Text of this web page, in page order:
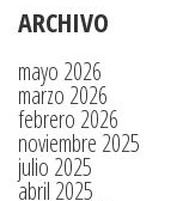
ARCHIVO
mayo 2026
marzo 2026
febrero 2026
noviembre 2025
julio 2025
abril 2025